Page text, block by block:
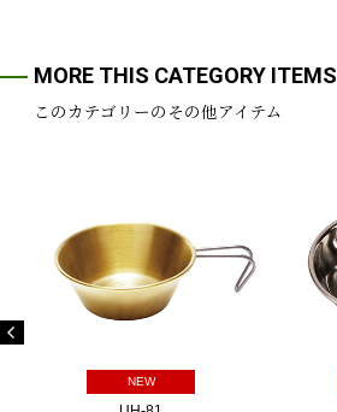
MORE THIS CATEGORY ITEMS
このカテゴリーのその他アイテム
NEW